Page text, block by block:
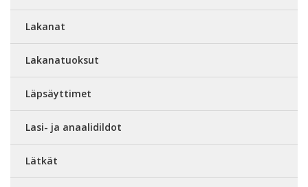
Lakanat
Lakanatuoksut
Läpsäyttimet
Lasi- ja anaalidildot
Lätkät